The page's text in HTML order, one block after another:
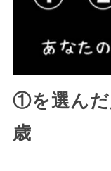
①を選んだ
歳